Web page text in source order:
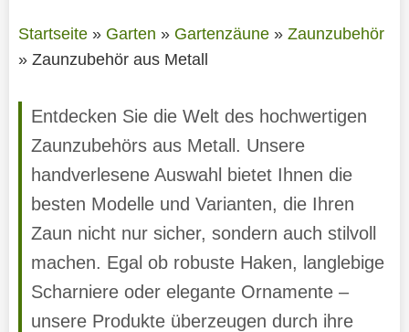
Startseite» Garten » Gartenzäune» Zaunzubehör
» Zaunzubehör aus Metall
Entdecken Sie die Welt des hochwertigen
Zaunzubehörs aus Metall. Unsere
handverlesene Auswahl bietet Ihnen die
besten Modelle und Varianten, die Ihren
Zaun nicht nur sicher, sondern auch stilvoll
machen. Egal ob robuste Haken, langlebige
Scharniere oder elegante Ornamente –
unsere Produkte überzeugen durch ihre